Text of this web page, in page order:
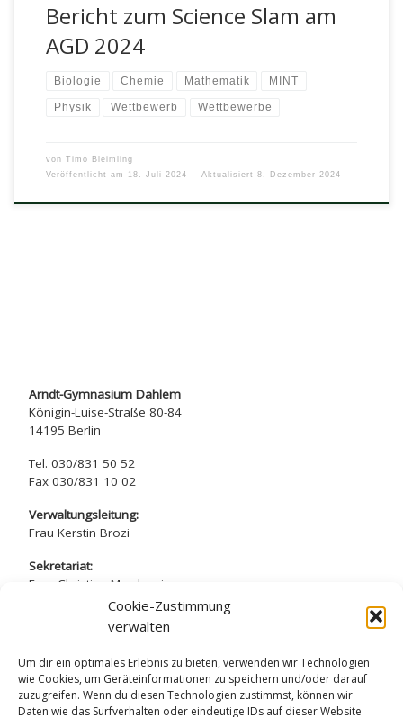
Cookie-Zustimmung
verwalten
Um dir ein optimales Erlebnis zu bieten, verwenden wir Technologien
wie Cookies, um Geräteinformationen zu speichern und/oder darauf
zuzugreifen. Wenn du diesen Technologien zustimmst, können wir
Daten wie das Surfverhalten oder eindeutige IDs auf dieser Website
Bericht zum Science Slam am
AGD 2024
Biologie Chemie Mathematik MINT
Physik Wettbewerb Wettbewerbe
von Timo Bleimling
Veröffentlicht am
18. Juli 2024 Aktualisiert 8. Dezember 2024
Arndt-Gymnasium Dahlem
Königin-Luise-Straße 80-84
14195 Berlin
Tel. 030/831 50 52
Fax 030/831 10 02
Verwaltungsleitung:
Frau Kerstin Brozi
Sekretariat:
Frau Christina Marchewicz
Frau Nadine Simros
sekretariat@arndt-gymnasium.de